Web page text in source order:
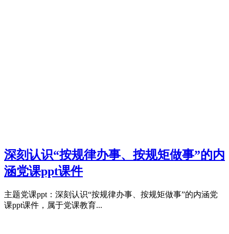
深刻认识“按规律办事、按规矩做事”的内
涵党课ppt课件
主题党课ppt：深刻认识“按规律办事、按规矩做事”的内涵党
课ppt课件，属于党课教育...